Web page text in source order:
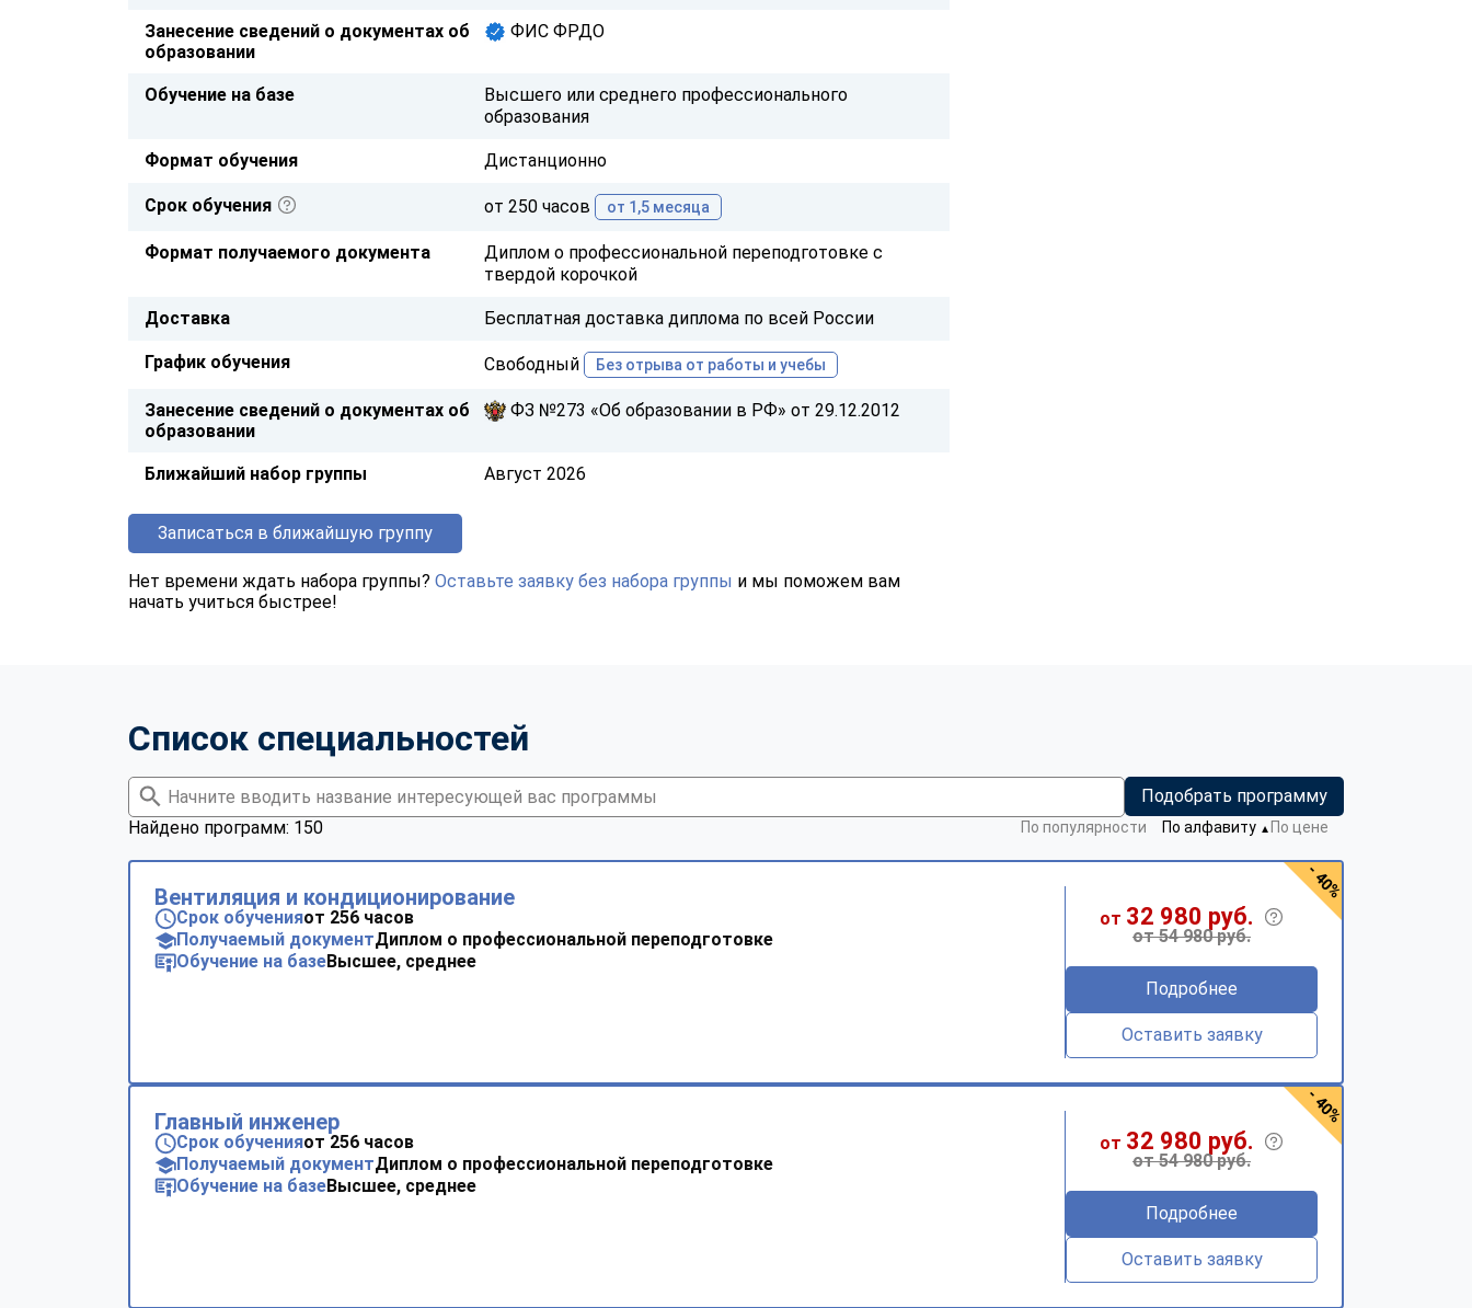
Занесение сведений о документах об
образовании
ФИС ФРДО
Обучение на базе
Высшего или среднего профессионального
образования
Формат обучения Дистанционно
Срок обучения от 250 часов от 1,5 месяца
Формат получаемого документа
Диплом о профессиональной переподготовке с
твердой корочкой
Доставка Бесплатная доставка диплома по всей России
График обучения Свободный Без отрыва от работы и учебы
Занесение сведений о документах об
образовании
ФЗ №273 «Об образовании в РФ» от 29.12.2012
Ближайший набор группы Август 2026
Записаться в ближайшую группу
Нет времени ждать набора группы? Оставьте заявку без набора группы и мы поможем вам
начать учиться быстрее!
Список специальностей
Подобрать программу
Найдено программ: 150
По популярности По алфавиту ▼ По цене
Вентиляция и кондиционирование
Срок обученияот 256 часов
Получаемый документДиплом о профессиональной переподготовке
Обучение на базеВысшее, среднее
от 32 980 руб.
от 54 980 руб.
Подробнее
Оставить заявку
- 40%
Главный инженер
Срок обученияот 256 часов
Получаемый документДиплом о профессиональной переподготовке
Обучение на базеВысшее, среднее
от 32 980 руб.
от 54 980 руб.
Подробнее
Оставить заявку
- 40%